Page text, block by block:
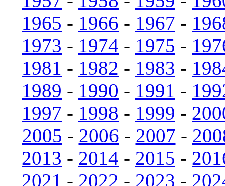
1965 - 1966 - 1967 -
1973 - 1974 - 1975 -
1981 - 1982 - 1983 -
1989 - 1990 - 1991 -
1997 - 1998 - 1999 -
2005 - 2006 - 2007 -
2013 - 2014 - 2015 -
2021 - 2022 - 2023 -